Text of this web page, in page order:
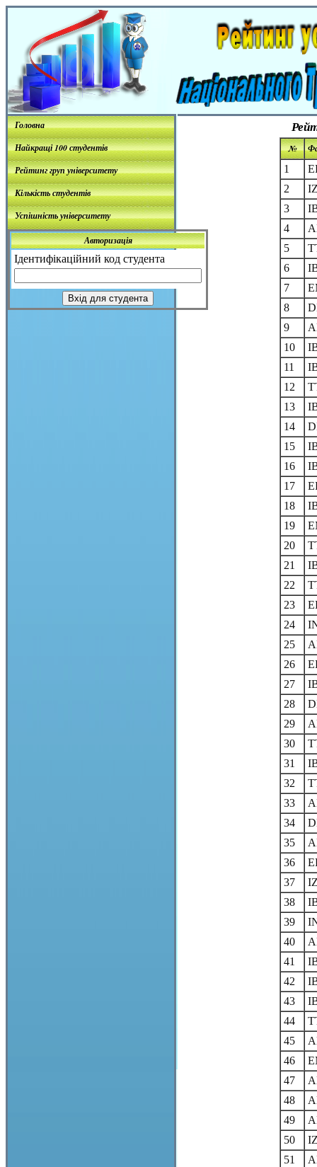
Головна
Найкращі 100 студентів
Рейтинг груп університету
Кількість студентів
Успішність університету
Авторизація
Ідентифікаційний код студента
№
1
2
3
4
5
6
7
8
9
10
11
12
13
14
15
16
17
18
19
20
21
22
23
24
25
26
27
28
29
30
31
32
33
34
35
36
37
38
39
40
41
42
43
44
45
46
47
48
49
50
51